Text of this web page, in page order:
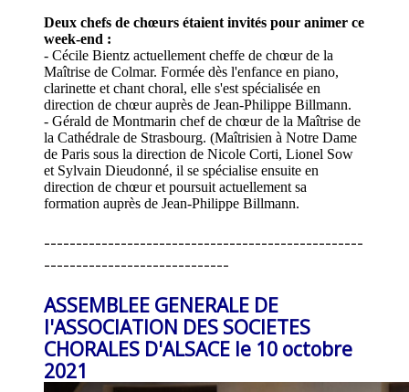
Deux chefs de chœurs étaient invités pour animer ce
week-end :
- Cécile Bientz actuellement cheffe de chœur de la
Maîtrise de Colmar. Formée dès l'enfance en piano,
clarinette et chant choral, elle s'est spécialisée en
direction de chœur auprès de Jean-Philippe Billmann.
- Gérald de Montmarin chef de chœur de la Maîtrise de
la Cathédrale de Strasbourg. (Maîtrisien à Notre Dame
de Paris sous la direction de Nicole Corti, Lionel Sow
et Sylvain Dieudonné, il se spécialise ensuite en
direction de chœur et poursuit actuellement sa
formation auprès de Jean-Philippe Billmann.
--------------------------------------------------
-----------------------------
ASSEMBLEE GENERALE DE
l'ASSOCIATION DES SOCIETES
CHORALES D'ALSACE le 10 octobre
2021